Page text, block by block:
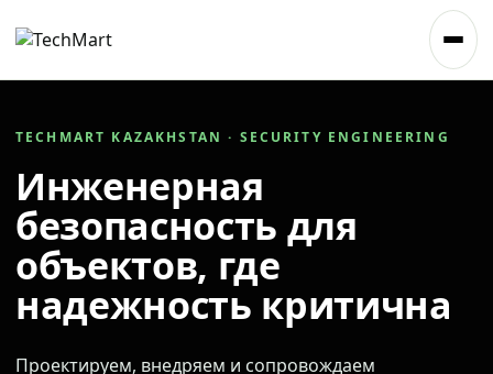
TECHMART KAZAKHSTAN · SECURITY ENGINEERING
Инженерная
безопасность для
объектов, где
надежность критична
Проектируем, внедряем и сопровождаем